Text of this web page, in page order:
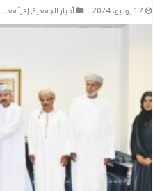
12 يونيو، 2024 أخبار الجمعية,إقرأ معنا